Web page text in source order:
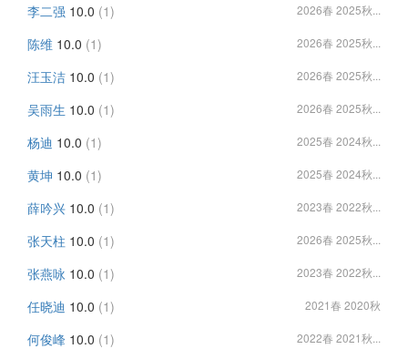
李二强 10.0 (1) 2026春 2025秋...
陈维 10.0 (1) 2026春 2025秋...
汪玉洁 10.0 (1) 2026春 2025秋...
吴雨生 10.0 (1) 2026春 2025秋...
杨迪 10.0 (1) 2025春 2024秋...
黄坤 10.0 (1) 2025春 2024秋...
薛吟兴 10.0 (1) 2023春 2022秋...
张天柱 10.0 (1) 2026春 2025秋...
张燕咏 10.0 (1) 2023春 2022秋...
任晓迪 10.0 (1) 2021春 2020秋
何俊峰 10.0 (1) 2022春 2021秋...